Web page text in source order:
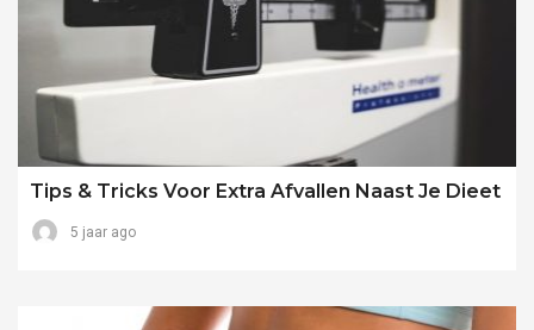
Tips & Tricks Voor Extra Afvallen Naast Je Dieet
5 jaar ago